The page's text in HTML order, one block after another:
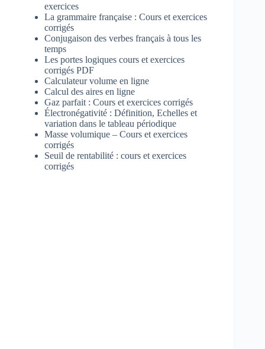
exercices
La grammaire française : Cours et exercices
corrigés
Conjugaison des verbes français à tous les
temps
Les portes logiques cours et exercices
corrigés PDF
Calculateur volume en ligne
Calcul des aires en ligne
Gaz parfait : Cours et exercices corrigés
Électronégativité : Définition, Echelles et
variation dans le tableau périodique
Masse volumique – Cours et exercices
corrigés
Seuil de rentabilité : cours et exercices
corrigés